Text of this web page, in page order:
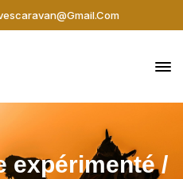
expérimenté /